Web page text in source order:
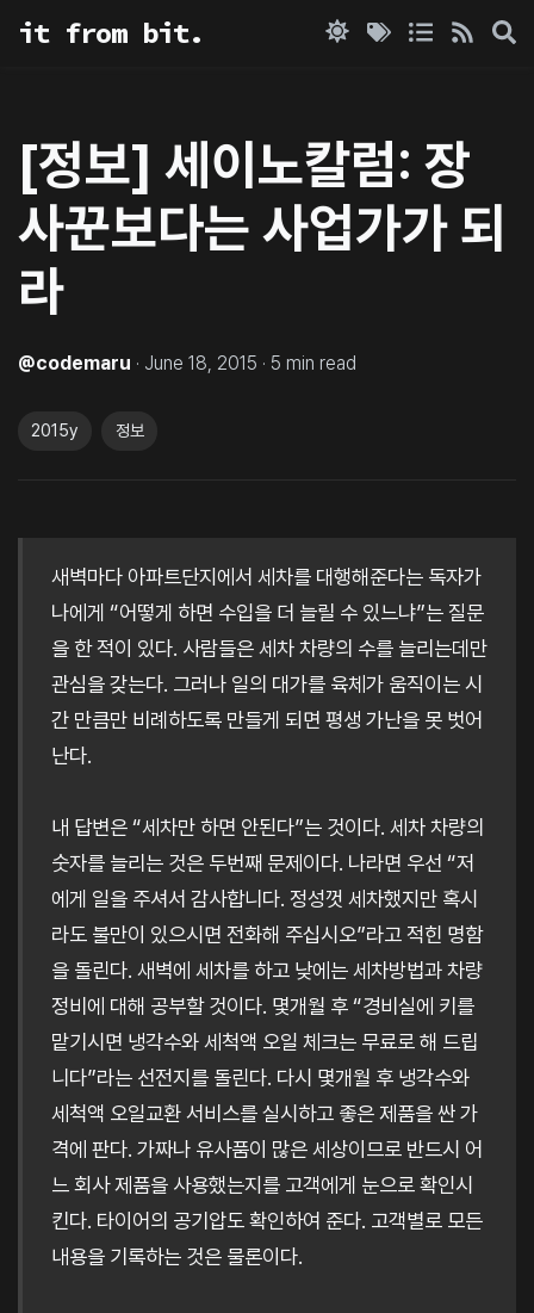
it from bit.
[정보] 세이노칼럼: 장
사꾼보다는 사업가가 되
라
@codemaru · June 18, 2015 · 5 min read
2015y 정보
새벽마다 아파트단지에서 세차를 대행해준다는 독자가
나에게 “어떻게 하면 수입을 더 늘릴 수 있느냐”는 질문
을 한 적이 있다. 사람들은 세차 차량의 수를 늘리는데만
관심을 갖는다. 그러나 일의 대가를 육체가 움직이는 시
간 만큼만 비례하도록 만들게 되면 평생 가난을 못 벗어
난다.
내 답변은 “세차만 하면 안된다”는 것이다. 세차 차량의
숫자를 늘리는 것은 두번째 문제이다. 나라면 우선 “저
에게 일을 주셔서 감사합니다. 정성껏 세차했지만 혹시
라도 불만이 있으시면 전화해 주십시오”라고 적힌 명함
을 돌린다. 새벽에 세차를 하고 낮에는 세차방법과 차량
정비에 대해 공부할 것이다. 몇개월 후 “경비실에 키를
맡기시면 냉각수와 세척액 오일 체크는 무료로 해 드립
니다”라는 선전지를 돌린다. 다시 몇개월 후 냉각수와
세척액 오일교환 서비스를 실시하고 좋은 제품을 싼 가
격에 판다. 가짜나 유사품이 많은 세상이므로 반드시 어
느 회사 제품을 사용했는지를 고객에게 눈으로 확인시
킨다. 타이어의 공기압도 확인하여 준다. 고객별로 모든
내용을 기록하는 것은 물론이다.